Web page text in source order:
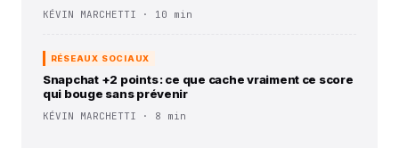
KÉVIN MARCHETTI · 10 min
RÉSEAUX SOCIAUX
Snapchat +2 points : ce que cache vraiment ce score
qui bouge sans prévenir
KÉVIN MARCHETTI · 8 min